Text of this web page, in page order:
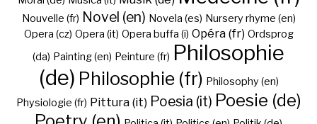
Nouvelle (fr) Novel (en) Novela (es) Nursery rhyme (en)
Opera (cz) Opera (it) Opera buffa (i) Opéra (fr) Ordsprog
(da) Painting (en) Peinture (fr) Philosophie
(de) Philosophie (fr) Philosophy (en)
Physiologie (fr) Pittura (it) Poesia (it) Poesie (de)